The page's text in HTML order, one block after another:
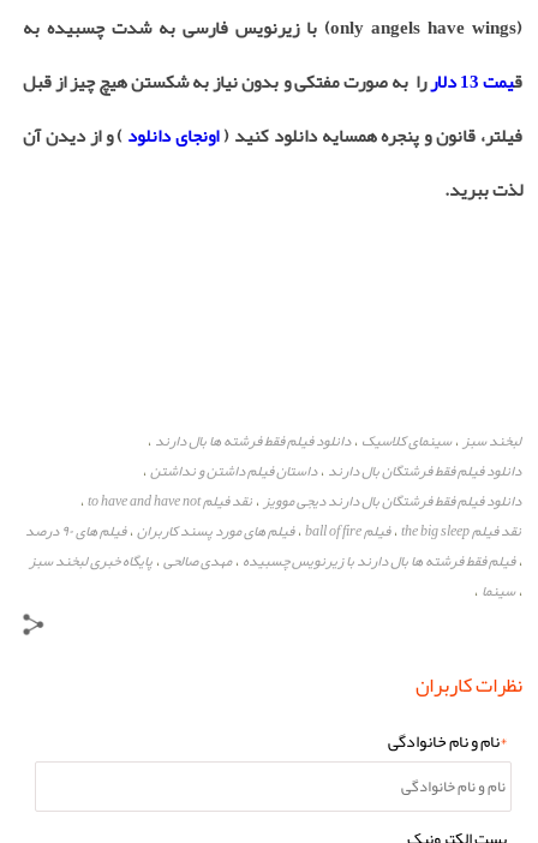
(only angels have wings) با زیرنویس فارسی به شدت چسبیده به
قیمت 13 دلار
را به صورت مفتکی و بدون نیاز به شکستن هیچ چیز از قبل
فیلتر، قانون و پنجره همسایه دانلود کنید (اونجای دانلود ) و از دیدن آن
لذت ببرید.
لبخند سبز،سینمای کلاسیک ،دانلود فیلم فقط فرشته ها بال دارند ،
دانلود فیلم فقط فرشتگان بال دارند ،داستان فیلم داشتن و نداشتن،
دانلود فیلم فقط فرشتگان بال دارند دیجی موویز،نقد فیلم to have and have not ،
نقد فیلم the big sleep ،فیلم ball of fire ،فیلم های مورد پسند کاربران،فیلم های ۹۰ درصد
،فیلم فقط فرشته ها بال دارند با زیرنویس چسبیده ،مهدی صالحی،پایگاه خبری لبخند سبز
،سینما ،
نظرات کاربران
*نام و نام خانوادگی